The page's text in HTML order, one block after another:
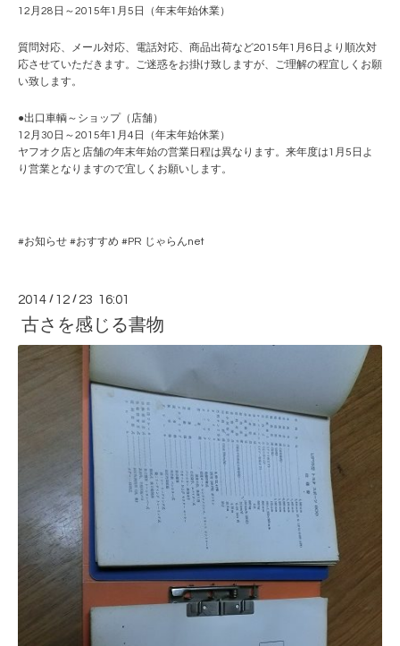
12月28日～2015年1月5日（年末年始休業）
質問対応、メール対応、電話対応、商品出荷など2015年1月6日より順次対
応させていただきます。ご迷惑をお掛け致しますが、ご理解の程宜しくお願
い致します。
●出口車輌～ショップ（店舗）
12月30日～2015年1月4日（年末年始休業）
ヤフオク店と店舗の年末年始の営業日程は異なります。来年度は1月5日よ
り営業となりますので宜しくお願いします。
#お知らせ #おすすめ #PR じゃらんnet
2014 / 12 / 23 16:01
古さを感じる書物